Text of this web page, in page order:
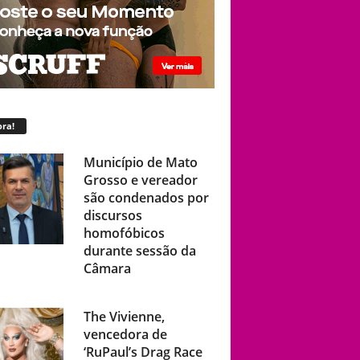
Município de Mato
Grosso e vereador
são condenados por
discursos
homofóbicos
durante sessão da
Câmara
The Vivienne,
vencedora de
‘RuPaul’s Drag Race